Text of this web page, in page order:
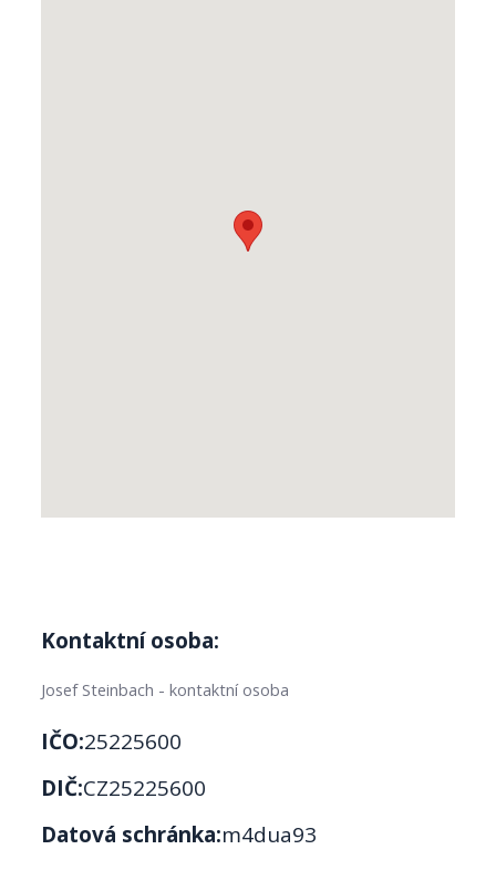
Kontaktní osoba:
Josef Steinbach - kontaktní osoba
IČO:25225600
DIČ:CZ25225600
Datová schránka:m4dua93